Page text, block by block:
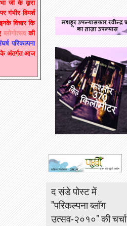
जी के द्वारा
गंभीर विमर्श
विचार कि
ब्लोगोत्सवकी
परिकल्पना
के अंतर्गत आज
द संडे पोस्ट में
"परिकल्पना ब्लॉग
उत्सव-२०१०" की चर्चा